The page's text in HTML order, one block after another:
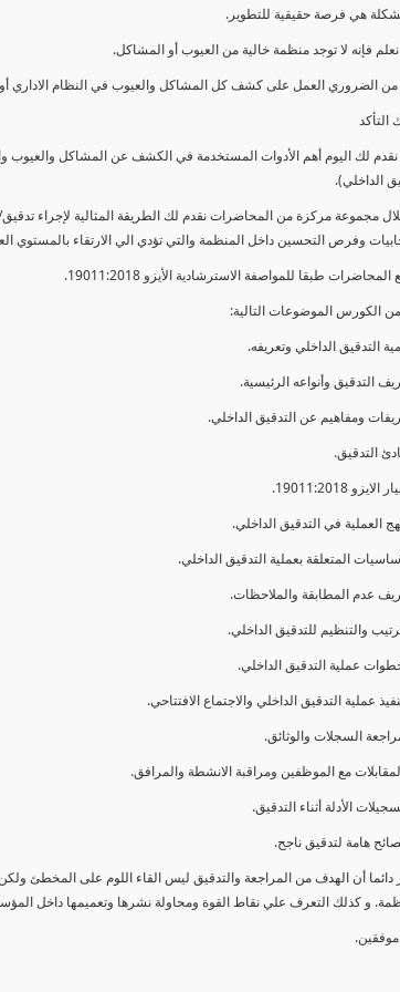
هي فرصة حقيقية للتطوير.
فإنه لا توجد منظمة خالية من العيوب أو المشاكل.
الضروري العمل على كشف كل المشاكل والعيوب في النظام الاداري أو
التأكد
لك اليوم أهم الأدوات المستخدمة في الكشف عن المشاكل والعيوب
الداخلي).
مجموعة مركزة من المحاضرات نقدم لك الطريقة المثالية لإجراء
وفرص التحسين داخل المنظمة والتي تؤدي الي الارتقاء بالمستوي
طبقا للمواصفة الاسترشادية الأيزو 19011:2018.
الكورس الموضوعات التالية:
دائما أن الهدف من المراجعة والتدقيق ليس القاء اللوم على المخطئ
و كذلك التعرف علي نقاط القوة ومحاولة نشرها وتعميمها داخل